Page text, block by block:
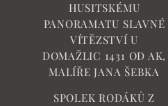
HUSITSKÉMU
PANORAMATU SLAVNÉ
VÍTĚZSTVÍ U
DOMAŽLIC 1431 OD AK,
MALÍŘE JANA ŠEBKA
SPOLEK RODÁKŮ Z